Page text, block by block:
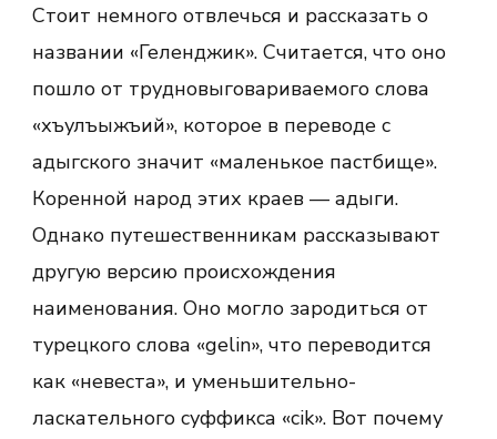
Стоит немного отвлечься и рассказать о
названии «Геленджик». Считается, что оно
пошло от трудновыговариваемого слова
«хъулъыжъий», которое в переводе с
адыгского значит «маленькое пастбище».
Коренной народ этих краев — адыги.
Однако путешественникам рассказывают
другую версию происхождения
наименования. Оно могло зародиться от
турецкого слова «gelin», что переводится
как «невеста», и уменьшительно-
ласкательного суффикса «cik». Вот почему